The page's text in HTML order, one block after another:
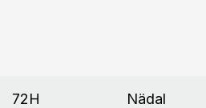
72H Nädal